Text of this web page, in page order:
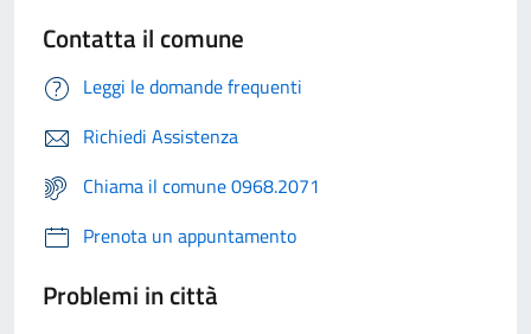
Contatta il comune
Leggi le domande frequenti
Richiedi Assistenza
Chiama il comune 0968.2071
Prenota un appuntamento
Problemi in città